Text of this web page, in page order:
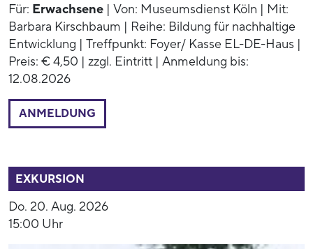
Für: Erwachsene | Von: Museumsdienst Köln | Mit:
Barbara Kirschbaum | Reihe: Bildung für nachhaltige
Entwicklung | Treffpunkt: Foyer/ Kasse EL-DE-Haus |
Preis: € 4,50 | zzgl. Eintritt | Anmeldung bis:
12.08.2026
ANMELDUNG
EXKURSION
Do. 20. Aug. 2026
15:00 Uhr